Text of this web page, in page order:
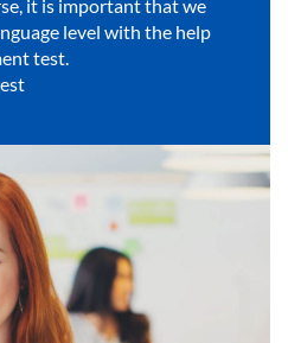
it is important that we
level with the help
test.